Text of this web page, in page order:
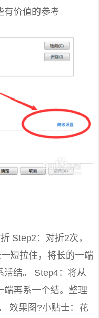
有价值的参考
Step2：对折2次，
短拉住，将长的一端
活结。 Step4：将从
端再系一个结。整理
效果图?小贴士：花